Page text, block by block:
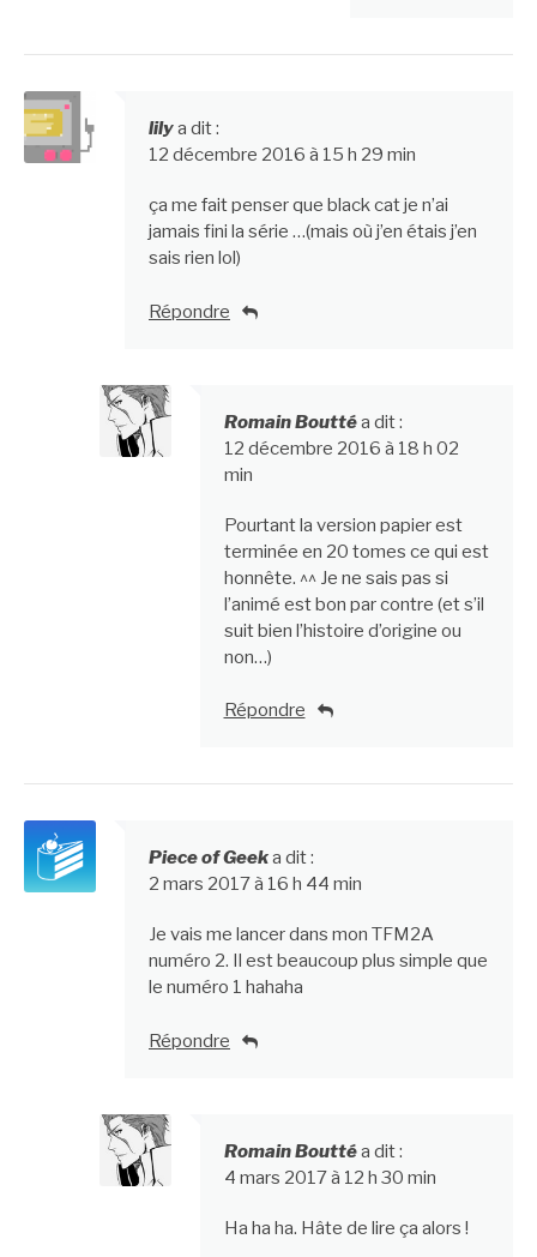
lilya dit :
12 décembre 2016 à 15 h 29 min
ça me fait penser que black cat je n’ai
jamais fini la série …(mais où j’en étais j’en
sais rien lol)
Répondre
Romain Bouttéa dit :
12 décembre 2016 à 18 h 02
min
Pourtant la version papier est
terminée en 20 tomes ce qui est
honnête. ^^ Je ne sais pas si
l’animé est bon par contre (et s’il
suit bien l’histoire d’origine ou
non…)
Répondre
Piece of Geeka dit :
2 mars 2017 à 16 h 44 min
Je vais me lancer dans mon TFM2A
numéro 2. Il est beaucoup plus simple que
le numéro 1 hahaha
Répondre
Romain Bouttéa dit :
4 mars 2017 à 12 h 30 min
Ha ha ha. Hâte de lire ça alors !